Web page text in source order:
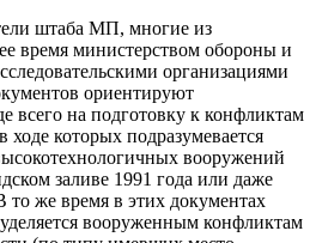
штаба МП, многие из
время министерством обороны и
организациями
ориентируют
всего на подготовку к конфликтам
которых подразумевается
вооружений
заливе 1991 года или даже
то же время в этих документах
вооруженным конфликтам